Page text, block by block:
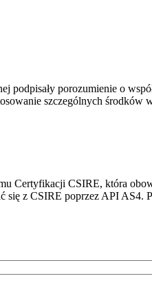
porozumienie o
szczególnych
Certyfikacji CSIRE, która
z CSIRE poprzez API